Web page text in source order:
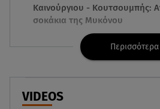
Καινούργιου - Κουτσουμπής:
σοκάκια της Μυκόνου
Μαρία Μενούνος: Τα
άρωμα και ο απολογισμός
07.08.26 , 10:24
Περισσότερα
VIDEOS